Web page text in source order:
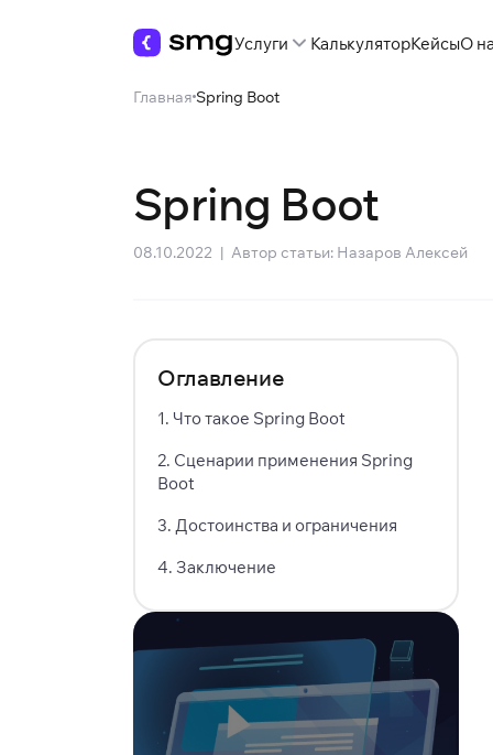
Услуги КалькуляторКейсыО
ГлавнаяSpring Boot
Spring Boot
08.10.2022 | Автор статьи: Назаров Алексей
Оглавление
1. Что такое Spring Boot
2. Сценарии применения Spring
Boot
3.Достоинства и ограничения
4. Заключение